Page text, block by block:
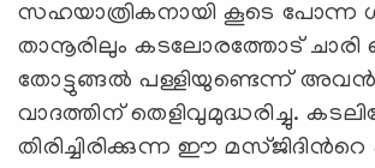
സഹയാത്രികനായി കൂടെ പോന്ന
താനൂരിലും കടലോരത്തോട് ചാരി
തോട്ടുങ്ങല്‍ പള്ളിയുണ്ടെന്ന്
വാദത്തിന് തെളിവുമുദ്ധരിച്ചു.
തിരിച്ചിരിക്കുന്ന ഈ